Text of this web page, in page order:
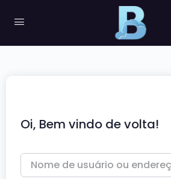
Oi, Bem vindo de volta!